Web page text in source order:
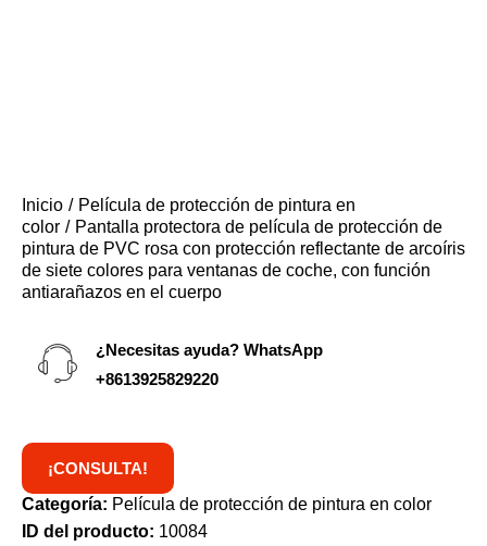
Inicio
Película de protección de pintura en
color
Pantalla protectora de película de protección de
pintura de PVC rosa con protección reflectante de arcoíris
de siete colores para ventanas de coche, con función
antiarañazos en el cuerpo
¿Necesitas ayuda? WhatsApp
+8613925829220
¡CONSULTA!
Categoría: Película de protección de pintura en color
ID del producto: 10084